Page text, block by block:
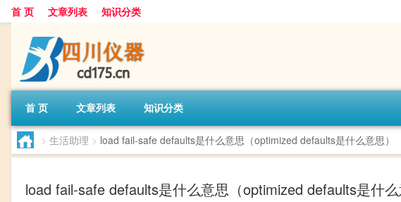
首 页 文章列表 知识分类
首 页 文章列表 知识分类
> 生活助理 > load fail-safe defaults是什么意思（optimized defaults是什么意思）
load fail-safe defaults是什么意思（optimized defaults是什么